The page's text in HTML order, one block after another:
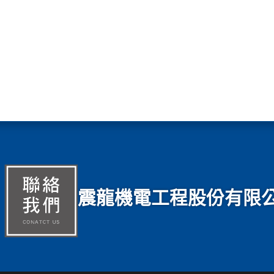
震龍機電工程股份有限